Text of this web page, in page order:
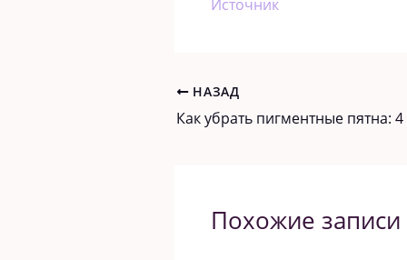
Источник
НАЗАД
Похожие записи